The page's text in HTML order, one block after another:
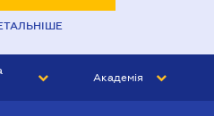
Академія